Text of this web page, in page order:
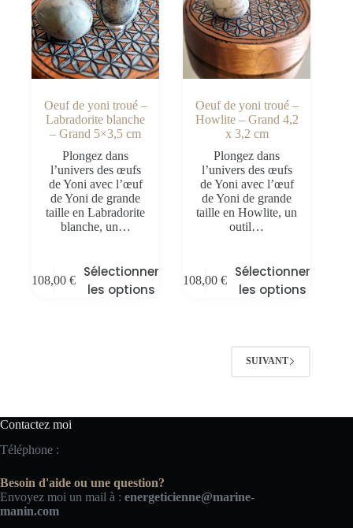
Oeuf de yoni troué –
Labradorite blanche
– Grand 5×3,5 cm
Plongez dans
l’univers des œufs
de Yoni avec l’œuf
de Yoni de grande
taille en Labradorite
blanche, un…
108,00€
Sélectionner
les options
Oeuf de yoni troué –
Howlite – Grand 4,2
x 3,2 cm
Plongez dans
l’univers des œufs
de Yoni avec l’œuf
de Yoni de grande
taille en Howlite, un
outil…
108,00€
Sélectionner
les options
SUIVANT
Contactez moi
Téléphone :
Besoin d'aide ou une question?
Envoyez moi un mail à : energeticienne@marine-
manin.com